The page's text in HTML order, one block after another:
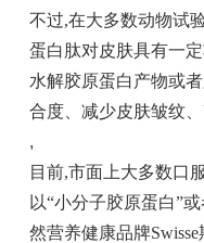
不过,在大多数动物试
蛋白肽对皮肤具有一
水解胶原蛋白产物或
合度、减少皮肤皱纹
,
目前,市面上大多数口
以“小分子胶原蛋白”
然营养健康品牌